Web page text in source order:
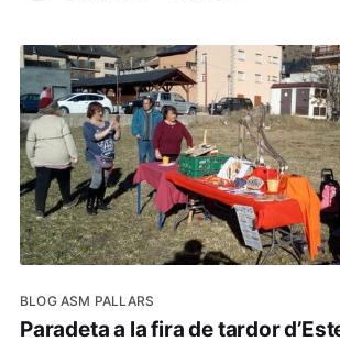
BLOG ASM PALLARS
Paradeta a la fira de tardor